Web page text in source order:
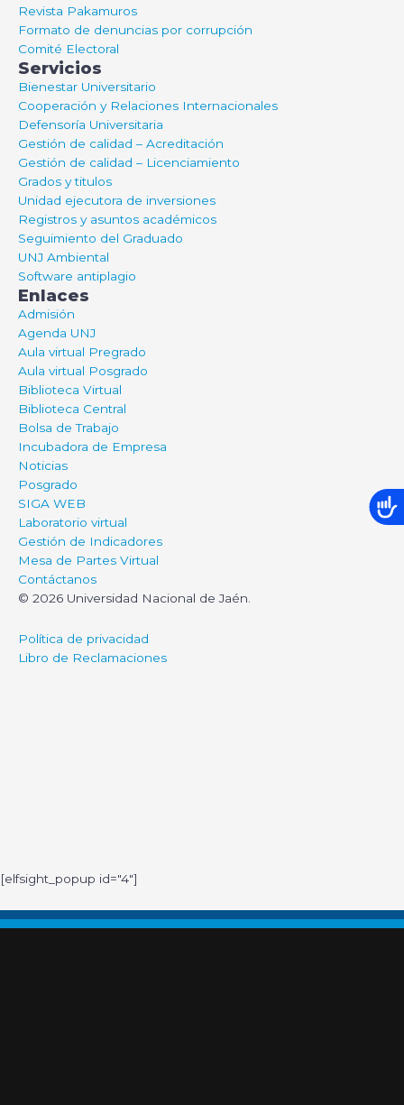
Revista Pakamuros
Formato de denuncias por corrupción
Comité Electoral
Servicios
Bienestar Universitario
Cooperación y Relaciones Internacionales
Defensoría Universitaria
Gestión de calidad – Acreditación
Gestión de calidad – Licenciamiento
Grados y titulos
Unidad ejecutora de inversiones
Registros y asuntos académicos
Seguimiento del Graduado
UNJ Ambiental
Software antiplagio
Enlaces
Admisión
Agenda UNJ
Aula virtual Pregrado
Aula virtual Posgrado
Biblioteca Virtual
Biblioteca Central
Bolsa de Trabajo
Incubadora de Empresa
Noticias
Posgrado
SIGA WEB
Laboratorio virtual
Gestión de Indicadores
Mesa de Partes Virtual
Contáctanos
© 2026 Universidad Nacional de Jaén.
Política de privacidad
Libro de Reclamaciones
[elfsight_popup id="4"]